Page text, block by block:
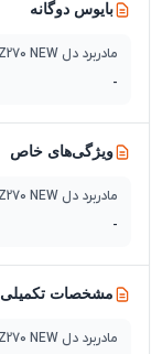
بایوس دوگانه
مادربرد دل M.B DELL Z270 NEW
-
ویژگی‌های خاص
مادربرد دل M.B DELL Z270 NEW
-
مشخصات تکمیلی
مادربرد دل M.B DELL Z270 NEW